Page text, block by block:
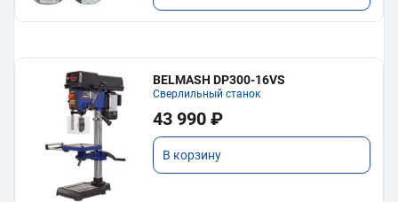
BELMASH DP300-16VS
Сверлильный станок
43 990 ₽
В корзину